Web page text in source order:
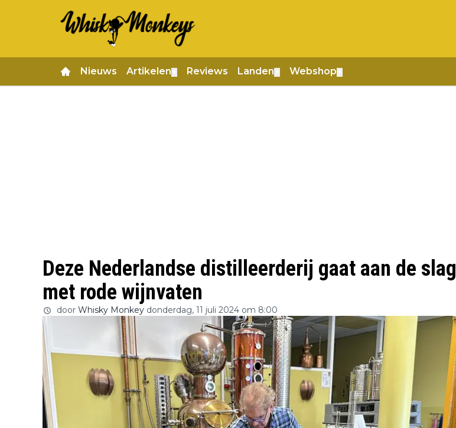
Nieuws Artikelen Reviews Landen Webshop
Deze Nederlandse distilleerderij gaat aan de slag
met rode wijnvaten
door Whisky Monkey donderdag, 11 juli 2024 om 8:00